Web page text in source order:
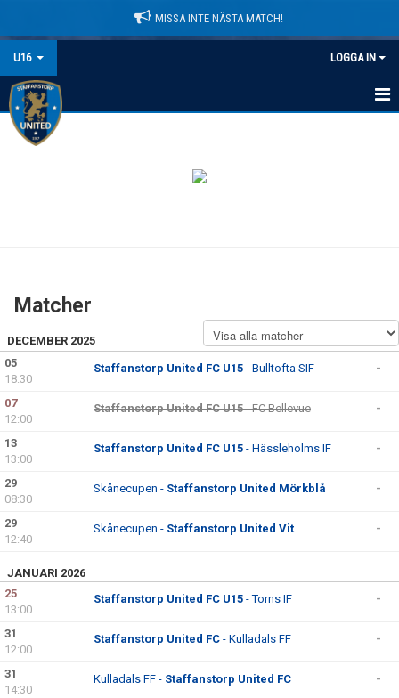
MISSA INTE NÄSTA MATCH!
U16 LOGGA IN
HEM
Matcher
DECEMBER 2025
05
18:30
Staffanstorp United FC U15 - Bulltofta SIF -
07
12:00
Staffanstorp United FC U15- FC Bellevue -
13
13:00
Staffanstorp United FC U15 - Hässleholms IF -
29
08:30
Skånecupen - Staffanstorp United Mörkblå -
29
12:40
Skånecupen - Staffanstorp United Vit -
JANUARI 2026
25
13:00
Staffanstorp United FC U15 - Torns IF -
31
12:00
Staffanstorp United FC - Kulladals FF -
31
14:30
Kulladals FF - Staffanstorp United FC -